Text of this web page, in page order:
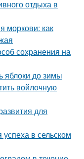
отдыха в
моркови: как
сохранения на
яблоки до зимы
войлочную
для
в сельском